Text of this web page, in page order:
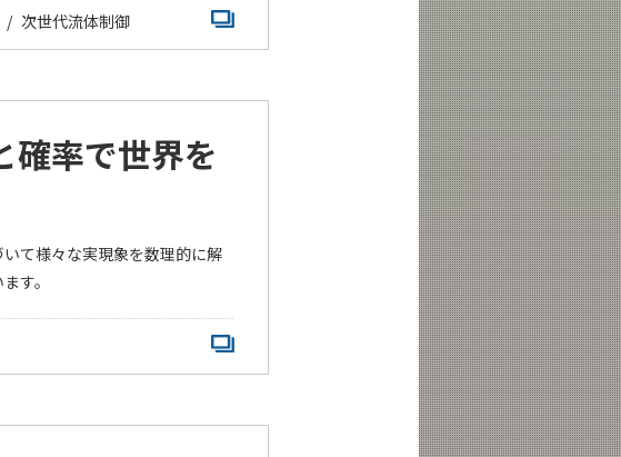
次世代流体制御
確率で世界を
て様々な実現象を数理的に解
す。